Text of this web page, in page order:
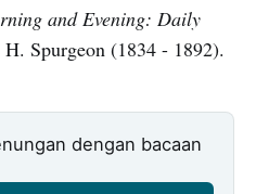
and Evening: Daily
Spurgeon (1834 - 1892).
dengan bacaan